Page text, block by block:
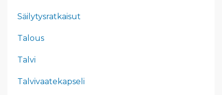
Säilytysratkaisut
Talous
Talvi
Talvivaatekapseli